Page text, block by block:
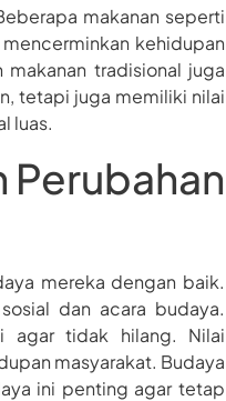
makanan seperti
kehidupan
tradisional juga
tetapi juga memiliki nilai
luas.
Perubahan
mereka dengan baik.
dan acara budaya.
agar tidak hilang. Nilai
masyarakat. Budaya
ini penting agar tetap